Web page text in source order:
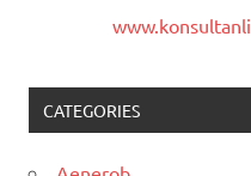
CATEGORIES